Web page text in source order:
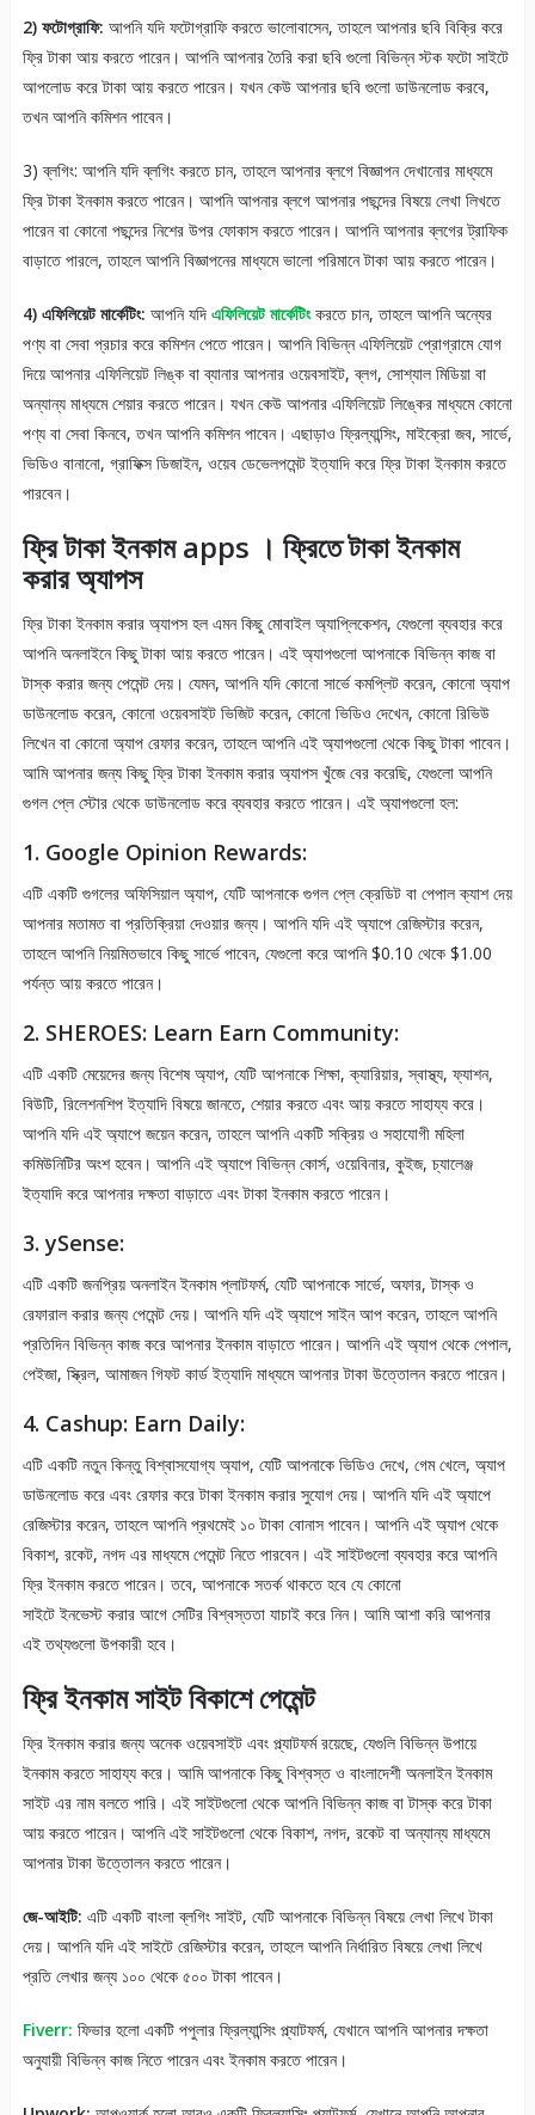
2) ফটোগ্রাফি: আপনি যদি ফটোগ্রাফি করতে ভালোবাসেন, তাহলে আপনার ছবি বিক্রি করে
ফ্রি টাকা আয় করতে পারেন। আপনি আপনার তৈরি করা ছবি গুলো বিভিন্ন স্টক ফটো সাইটে
আপলোড করে টাকা আয় করতে পারেন। যখন কেউ আপনার ছবি গুলো ডাউনলোড করবে,
তখন আপনি কমিশন পাবেন।
3) ব্লগিং: আপনি যদি ব্লগিং করতে চান, তাহলে আপনার ব্লগে বিজ্ঞাপন দেখানোর মাধ্যমে
ফ্রি টাকা ইনকাম করতে পারেন। আপনি আপনার ব্লগে আপনার পছন্দের বিষয়ে লেখা লিখতে
পারেন বা কোনো পছন্দের নিশের উপর ফোকাস করতে পারেন। আপনি আপনার ব্লগের ট্রাফিক
বাড়াতে পারলে, তাহলে আপনি বিজ্ঞাপনের মাধ্যমে ভালো পরিমানে টাকা আয় করতে পারেন।
4) এফিলিয়েট মার্কেটিং: আপনি যদি এফিলিয়েট মার্কেটিং করতে চান, তাহলে আপনি অন্যের
পণ্য বা সেবা প্রচার করে কমিশন পেতে পারেন। আপনি বিভিন্ন এফিলিয়েট প্রোগ্রামে যোগ
দিয়ে আপনার এফিলিয়েট লিঙ্ক বা ব্যানার আপনার ওয়েবসাইট, ব্লগ, সোশ্যাল মিডিয়া বা
অন্যান্য মাধ্যমে শেয়ার করতে পারেন। যখন কেউ আপনার এফিলিয়েট লিঙ্কের মাধ্যমে কোনো
পণ্য বা সেবা কিনবে, তখন আপনি কমিশন পাবেন। এছাড়াও ফ্রিল্যান্সিং, মাইক্রো জব, সার্ভে,
ভিডিও বানানো, গ্রাফিক্স ডিজাইন, ওয়েব ডেভেলপমেন্ট ইত্যাদি করে ফ্রি টাকা ইনকাম করতে
পারবেন।
ফ্রি টাকা ইনকাম apps । ফ্রিতে টাকা ইনকাম
করার অ্যাপস
ফ্রি টাকা ইনকাম করার অ্যাপস হল এমন কিছু মোবাইল অ্যাপ্লিকেশন, যেগুলো ব্যবহার করে
আপনি অনলাইনে কিছু টাকা আয় করতে পারেন। এই অ্যাপগুলো আপনাকে বিভিন্ন কাজ বা
টাস্ক করার জন্য পেমেন্ট দেয়। যেমন, আপনি যদি কোনো সার্ভে কমপ্লিট করেন, কোনো অ্যাপ
ডাউনলোড করেন, কোনো ওয়েবসাইট ভিজিট করেন, কোনো ভিডিও দেখেন, কোনো রিভিউ
লিখেন বা কোনো অ্যাপ রেফার করেন, তাহলে আপনি এই অ্যাপগুলো থেকে কিছু টাকা পাবেন।
আমি আপনার জন্য কিছু ফ্রি টাকা ইনকাম করার অ্যাপস খুঁজে বের করেছি, যেগুলো আপনি
গুগল প্লে স্টোর থেকে ডাউনলোড করে ব্যবহার করতে পারেন। এই অ্যাপগুলো হল:
1. Google Opinion Rewards:
এটি একটি গুগলের অফিসিয়াল অ্যাপ, যেটি আপনাকে গুগল প্লে ক্রেডিট বা পেপাল ক্যাশ দেয়
আপনার মতামত বা প্রতিক্রিয়া দেওয়ার জন্য। আপনি যদি এই অ্যাপে রেজিস্টার করেন,
তাহলে আপনি নিয়মিতভাবে কিছু সার্ভে পাবেন, যেগুলো করে আপনি $0.10 থেকে $1.00
পর্যন্ত আয় করতে পারেন।
2. SHEROES: Learn Earn Community:
এটি একটি মেয়েদের জন্য বিশেষ অ্যাপ, যেটি আপনাকে শিক্ষা, ক্যারিয়ার, স্বাস্থ্য, ফ্যাশন,
বিউটি, রিলেশনশিপ ইত্যাদি বিষয়ে জানতে, শেয়ার করতে এবং আয় করতে সাহায্য করে।
আপনি যদি এই অ্যাপে জয়েন করেন, তাহলে আপনি একটি সক্রিয় ও সহাযোগী মহিলা
কমিউনিটির অংশ হবেন। আপনি এই অ্যাপে বিভিন্ন কোর্স, ওয়েবিনার, কুইজ, চ্যালেঞ্জ
ইত্যাদি করে আপনার দক্ষতা বাড়াতে এবং টাকা ইনকাম করতে পারেন।
3. ySense:
এটি একটি জনপ্রিয় অনলাইন ইনকাম প্লাটফর্ম, যেটি আপনাকে সার্ভে, অফার, টাস্ক ও
রেফারাল করার জন্য পেমেন্ট দেয়। আপনি যদি এই অ্যাপে সাইন আপ করেন, তাহলে আপনি
প্রতিদিন বিভিন্ন কাজ করে আপনার ইনকাম বাড়াতে পারেন। আপনি এই অ্যাপ থেকে পেপাল,
পেইজা, স্ক্রিল, আমাজন গিফট কার্ড ইত্যাদি মাধ্যমে আপনার টাকা উত্তোলন করতে পারেন।
4. Cashup: Earn Daily:
এটি একটি নতুন কিন্তু বিশ্বাসযোগ্য অ্যাপ, যেটি আপনাকে ভিডিও দেখে, গেম খেলে, অ্যাপ
ডাউনলোড করে এবং রেফার করে টাকা ইনকাম করার সুযোগ দেয়। আপনি যদি এই অ্যাপে
রেজিস্টার করেন, তাহলে আপনি প্রথমেই ১০ টাকা বোনাস পাবেন। আপনি এই অ্যাপ থেকে
বিকাশ, রকেট, নগদ এর মাধ্যমে পেমেন্ট নিতে পারবেন। এই সাইটগুলো ব্যবহার করে আপনি
ফ্রি ইনকাম করতে পারেন। তবে, আপনাকে সতর্ক থাকতে হবে যে কোনো
সাইটে ইনভেস্ট করার আগে সেটির বিশ্বস্ততা যাচাই করে নিন। আমি আশা করি আপনার
এই তথ্যগুলো উপকারী হবে।
ফ্রি ইনকাম সাইট বিকাশে পেমেন্ট
ফ্রি ইনকাম করার জন্য অনেক ওয়েবসাইট এবং প্ল্যাটফর্ম রয়েছে, যেগুলি বিভিন্ন উপায়ে
ইনকাম করতে সাহায্য করে। আমি আপনাকে কিছু বিশ্বস্ত ও বাংলাদেশী অনলাইন ইনকাম
সাইট এর নাম বলতে পারি। এই সাইটগুলো থেকে আপনি বিভিন্ন কাজ বা টাস্ক করে টাকা
আয় করতে পারেন। আপনি এই সাইটগুলো থেকে বিকাশ, নগদ, রকেট বা অন্যান্য মাধ্যমে
আপনার টাকা উত্তোলন করতে পারেন।
জে-আইটি: এটি একটি বাংলা ব্লগিং সাইট, যেটি আপনাকে বিভিন্ন বিষয়ে লেখা লিখে টাকা
দেয়। আপনি যদি এই সাইটে রেজিস্টার করেন, তাহলে আপনি নির্ধারিত বিষয়ে লেখা লিখে
প্রতি লেখার জন্য ১০০ থেকে ৫০০ টাকা পাবেন।
Fiverr: ফিভার হলো একটি পপুলার ফ্রিল্যান্সিং প্ল্যাটফর্ম, যেখানে আপনি আপনার দক্ষতা
অনুযায়ী বিভিন্ন কাজ নিতে পারেন এবং ইনকাম করতে পারেন।